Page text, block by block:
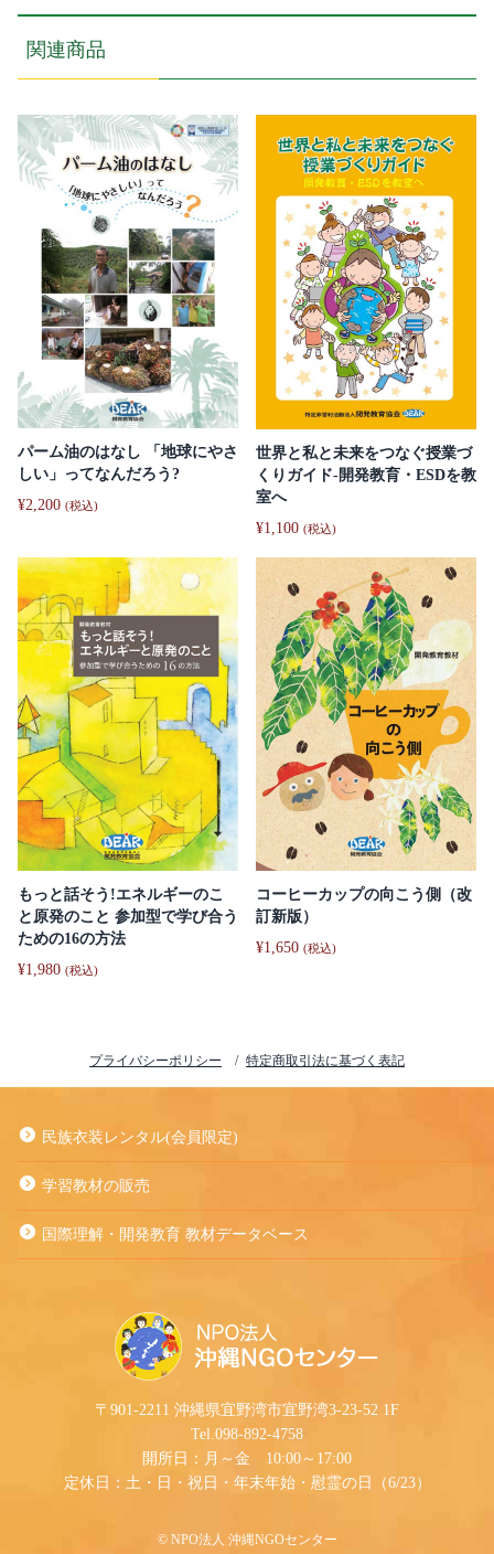
関連商品
パーム油のはなし 「地球にやさ
しい」ってなんだろう?
¥2,200 (税込)
世界と私と未来をつなぐ授業づ
くりガイド-開発教育・ESDを教
室へ
¥1,100 (税込)
もっと話そう!エネルギーのこ
と原発のこと 参加型で学び合う
ための16の方法
¥1,980 (税込)
コーヒーカップの向こう側（改
訂新版）
¥1,650 (税込)
プライバシーポリシー 特定商取引法に基づく表記
民族衣装レンタル(会員限定)
学習教材の販売
国際理解・開発教育 教材データベース
〒901-2211 沖縄県宜野湾市宜野湾3-23-52 1F
Tel.098-892-4758
開所日：月～金 10:00～17:00
定休日：土・日・祝日・年末年始・慰霊の日（6/23）
©︎ NPO法人 沖縄NGOセンター